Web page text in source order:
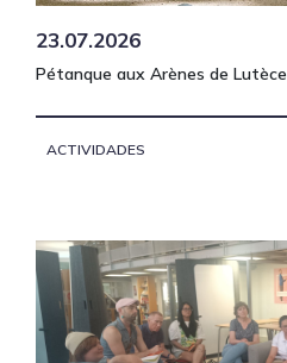
23.07.2026
Pétanque aux Arènes de Lutèce
ACTIVIDADES